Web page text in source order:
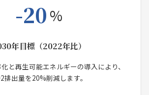
-20%
年目標（2022年比）
と再生可能エネルギーの導入により、
排出量を20%削減します。